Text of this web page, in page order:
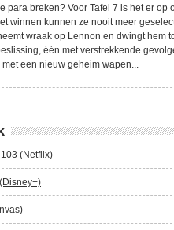
para breken? Voor Tafel 7 is het er op
winnen kunnen ze nooit meer
wraak op Lennon en dwingt hem
één met verstrekkende
een nieuw geheim wapen...
(Netflix)